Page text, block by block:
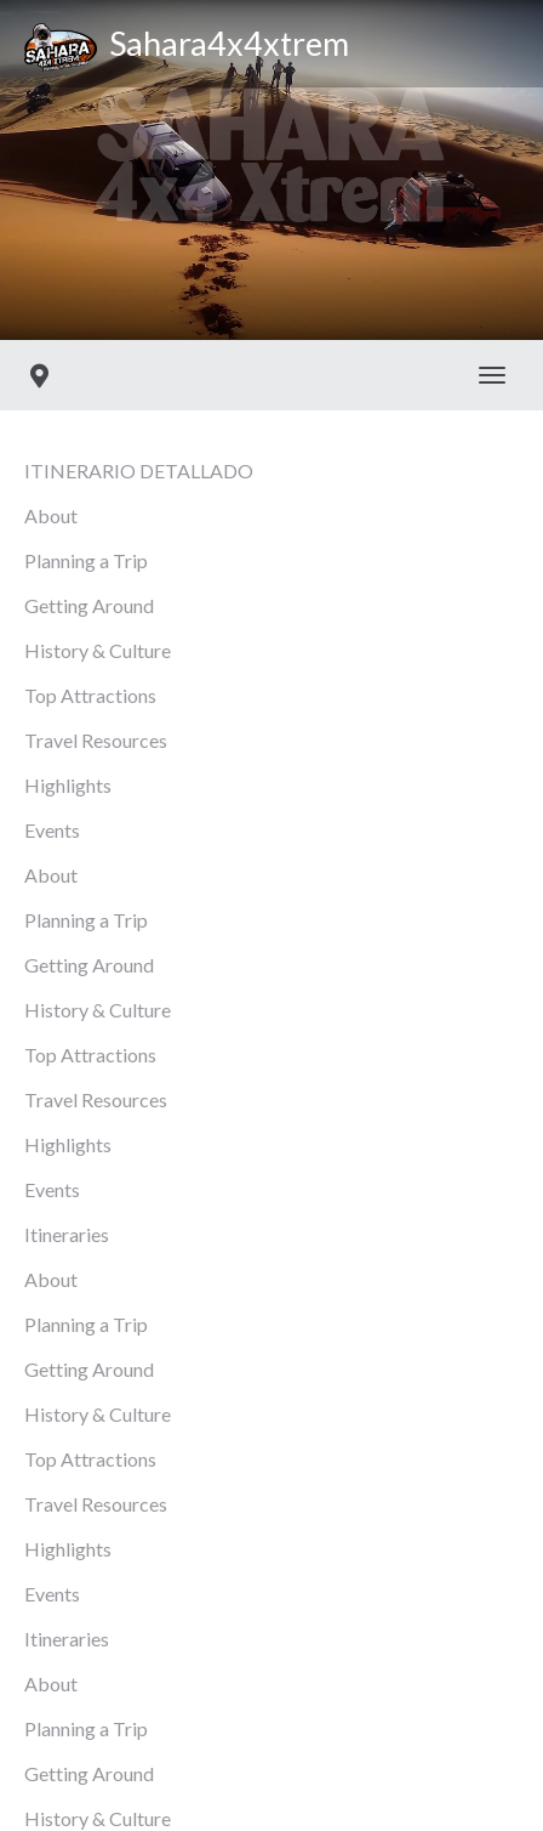
Sahara4x4xtrem
ITINERARIO DETALLADO
About
Planning a Trip
Getting Around
History & Culture
Top Attractions
Travel Resources
Highlights
Events
About
Planning a Trip
Getting Around
History & Culture
Top Attractions
Travel Resources
Highlights
Events
Itineraries
About
Planning a Trip
Getting Around
History & Culture
Top Attractions
Travel Resources
Highlights
Events
Itineraries
About
Planning a Trip
Getting Around
History & Culture